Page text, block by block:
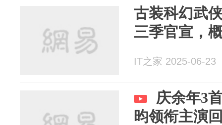
古装科幻武
三季官宣，
IT之家 2025-06-23
庆余年3
昀领衔主演